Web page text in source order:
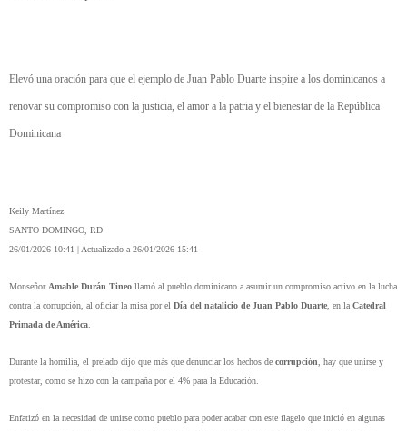
Elevó una oración para que el ejemplo de Juan Pablo Duarte inspire a los dominicanos a
renovar su compromiso con la justicia, el amor a la patria y el bienestar de la República
Dominicana
Keily Martínez
SANTO DOMINGO, RD
26/01/2026 10:41 | Actualizado a 26/01/2026 15:41
Monseñor Amable Durán Tineo llamó al pueblo dominicano a asumir un compromiso activo en la lucha
contra la corrupción, al oficiar la misa por el Día del natalicio de Juan Pablo Duarte , en la Catedral
Primada de América
Durante la homilía, el prelado dijo que más que denunciar los hechos de corrupción , hay que unirse y
protestar, como se hizo con la campaña por el 4% para la Educación.
Enfatizó en la necesidad de unirse como pueblo para poder acabar con este flagelo que inició en algunas